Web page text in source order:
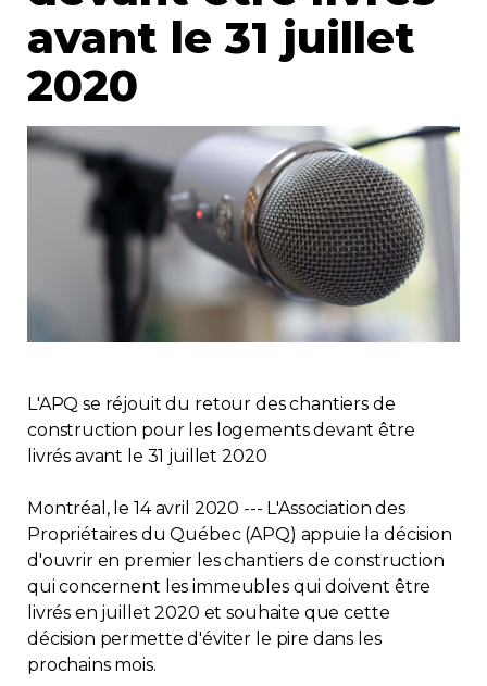
Mot de l'éditeur
Immobilier
Réglementation
Copropriété
Rabais APQ
Médias
FAQ
avant le 31 juillet
2020
L'APQ se réjouit du retour des chantiers de
construction pour les logements devant être
livrés avant le 31 juillet 2020
Montréal, le 14 avril 2020 --- L'Association des
Propriétaires du Québec (APQ) appuie la décision
d'ouvrir en premier les chantiers de construction
qui concernent les immeubles qui doivent être
livrés en juillet 2020 et souhaite que cette
décision permette d'éviter le pire dans les
prochains mois.